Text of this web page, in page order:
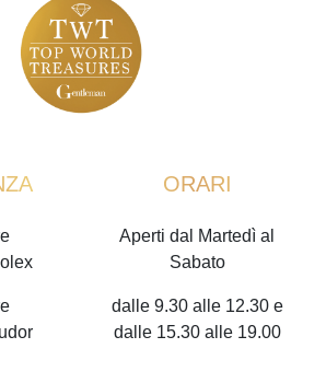
ORARI
Aperti dal Martedì al
Sabato
dalle 9.30 alle 12.30 e
dalle 15.30 alle 19.00